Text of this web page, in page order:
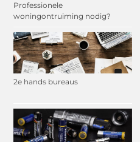
Professionele
woningontruiming nodig?
2e hands bureaus